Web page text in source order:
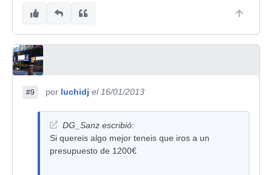
#9 por luchidj el 16/01/2013
DG_Sanz escribió:
Si quereis algo mejor teneis que iros a un
presupuesto de 1200€